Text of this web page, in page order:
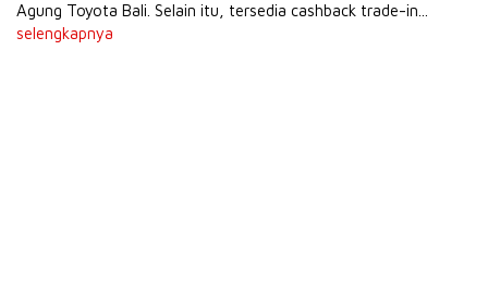
Agung Toyota Bali. Selain itu, tersedia cashback trade-in...
selengkapnya